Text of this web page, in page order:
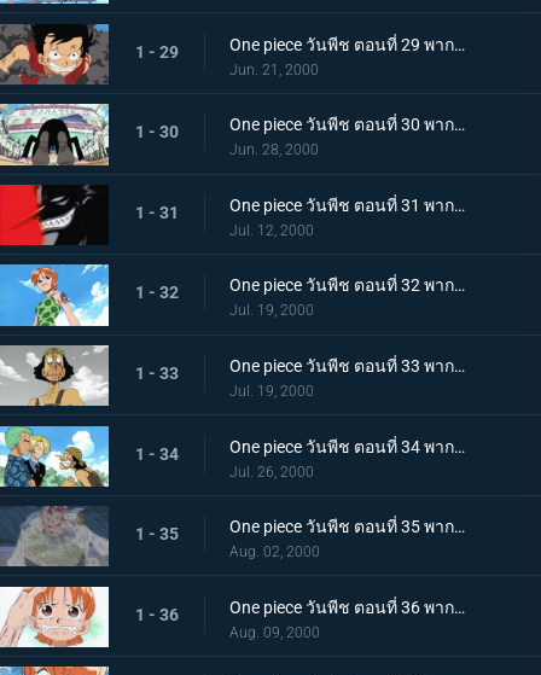
1 - 29 One piece วันพีช ตอนที่ 29 พากย์ไทย การต่อสู้ที่เสี่ยงตาย กับหอกแห่งความมุ่งมั่น!
Jun. 21, 2000
1 - 30 One piece วันพีช ตอนที่ 30 พากย์ไทย ออกเดินทาง กุ๊กทะเลร่วมทางไปกับลูฟี่
Jun. 28, 2000
1 - 31 One piece วันพีช ตอนที่ 31 พากย์ไทย บุรุษผู้ชั่วร้ายที่สุดแห่งอีสบลู โจรสลัดมนุษย์เงือก อารอง
Jul. 12, 2000
1 - 32 One piece วันพีช ตอนที่ 32 พากย์ไทย นางมารร้ายแห่งหมู่บ้านโคโคยาชิ เสนาธิการสาวของอารอง
Jul. 19, 2000
1 - 33 One piece วันพีช ตอนที่ 33 พากย์ไทย อุซปตายเหรอ!? แล้วลูฟี่ยังไม่มาอีกเหรอ?
Jul. 19, 2000
1 - 34 One piece วันพีช ตอนที่ 34 พากย์ไทย รวมพลครบทีม! ความจริงของนามิจากปากอุซป
Jul. 26, 2000
1 - 35 One piece วันพีช ตอนที่ 35 พากย์ไทย อดีตที่ถูกปกปิด! นักสู้หญิง เบลเมล!
Aug. 02, 2000
1 - 36 One piece วันพีช ตอนที่ 36 พากย์ไทย จงอยู่ต่อไป! สายสัมพันธ์ของ "คุณแม่เบลเมล กับ นามิ"
Aug. 09, 2000